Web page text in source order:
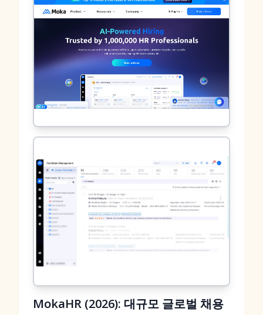
MokaHR (2026): 대규모 글로벌 채용